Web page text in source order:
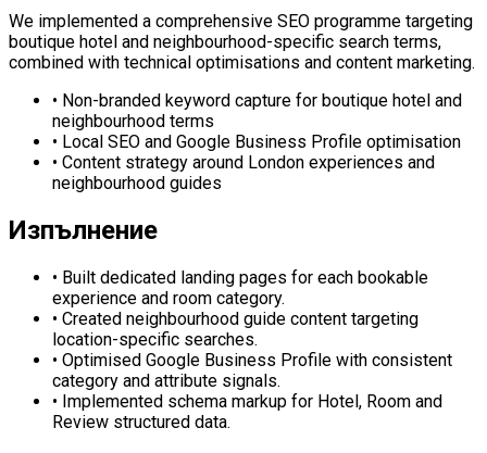
We implemented a comprehensive SEO programme targeting
boutique hotel and neighbourhood-specific search terms,
combined with technical optimisations and content marketing.
• Non-branded keyword capture for boutique hotel and
neighbourhood terms
• Local SEO and Google Business Profile optimisation
• Content strategy around London experiences and
neighbourhood guides
Изпълнение
• Built dedicated landing pages for each bookable
experience and room category.
• Created neighbourhood guide content targeting
location-specific searches.
• Optimised Google Business Profile with consistent
category and attribute signals.
• Implemented schema markup for Hotel, Room and
Review structured data.